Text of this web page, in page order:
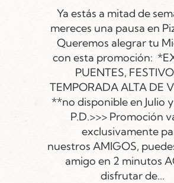
Ya estás a mitad de
mereces una pausa en
Queremos alegrar tu
con esta promoción:
PUENTES,
TEMPORADA ALTA DE
**no disponible en Julio
P.D.>>> Promoción
exclusivamente
nuestros AMIGOS,
amigo en 2 minutos
disfrutar de...